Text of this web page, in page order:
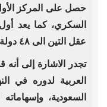
حصل على المركز
السكري، كما يعد
عقل التين ‏الى ٤٨ دولة حول العالم.‏
تجدر الاشارة إلى
العربية لدوره في
السعودية،